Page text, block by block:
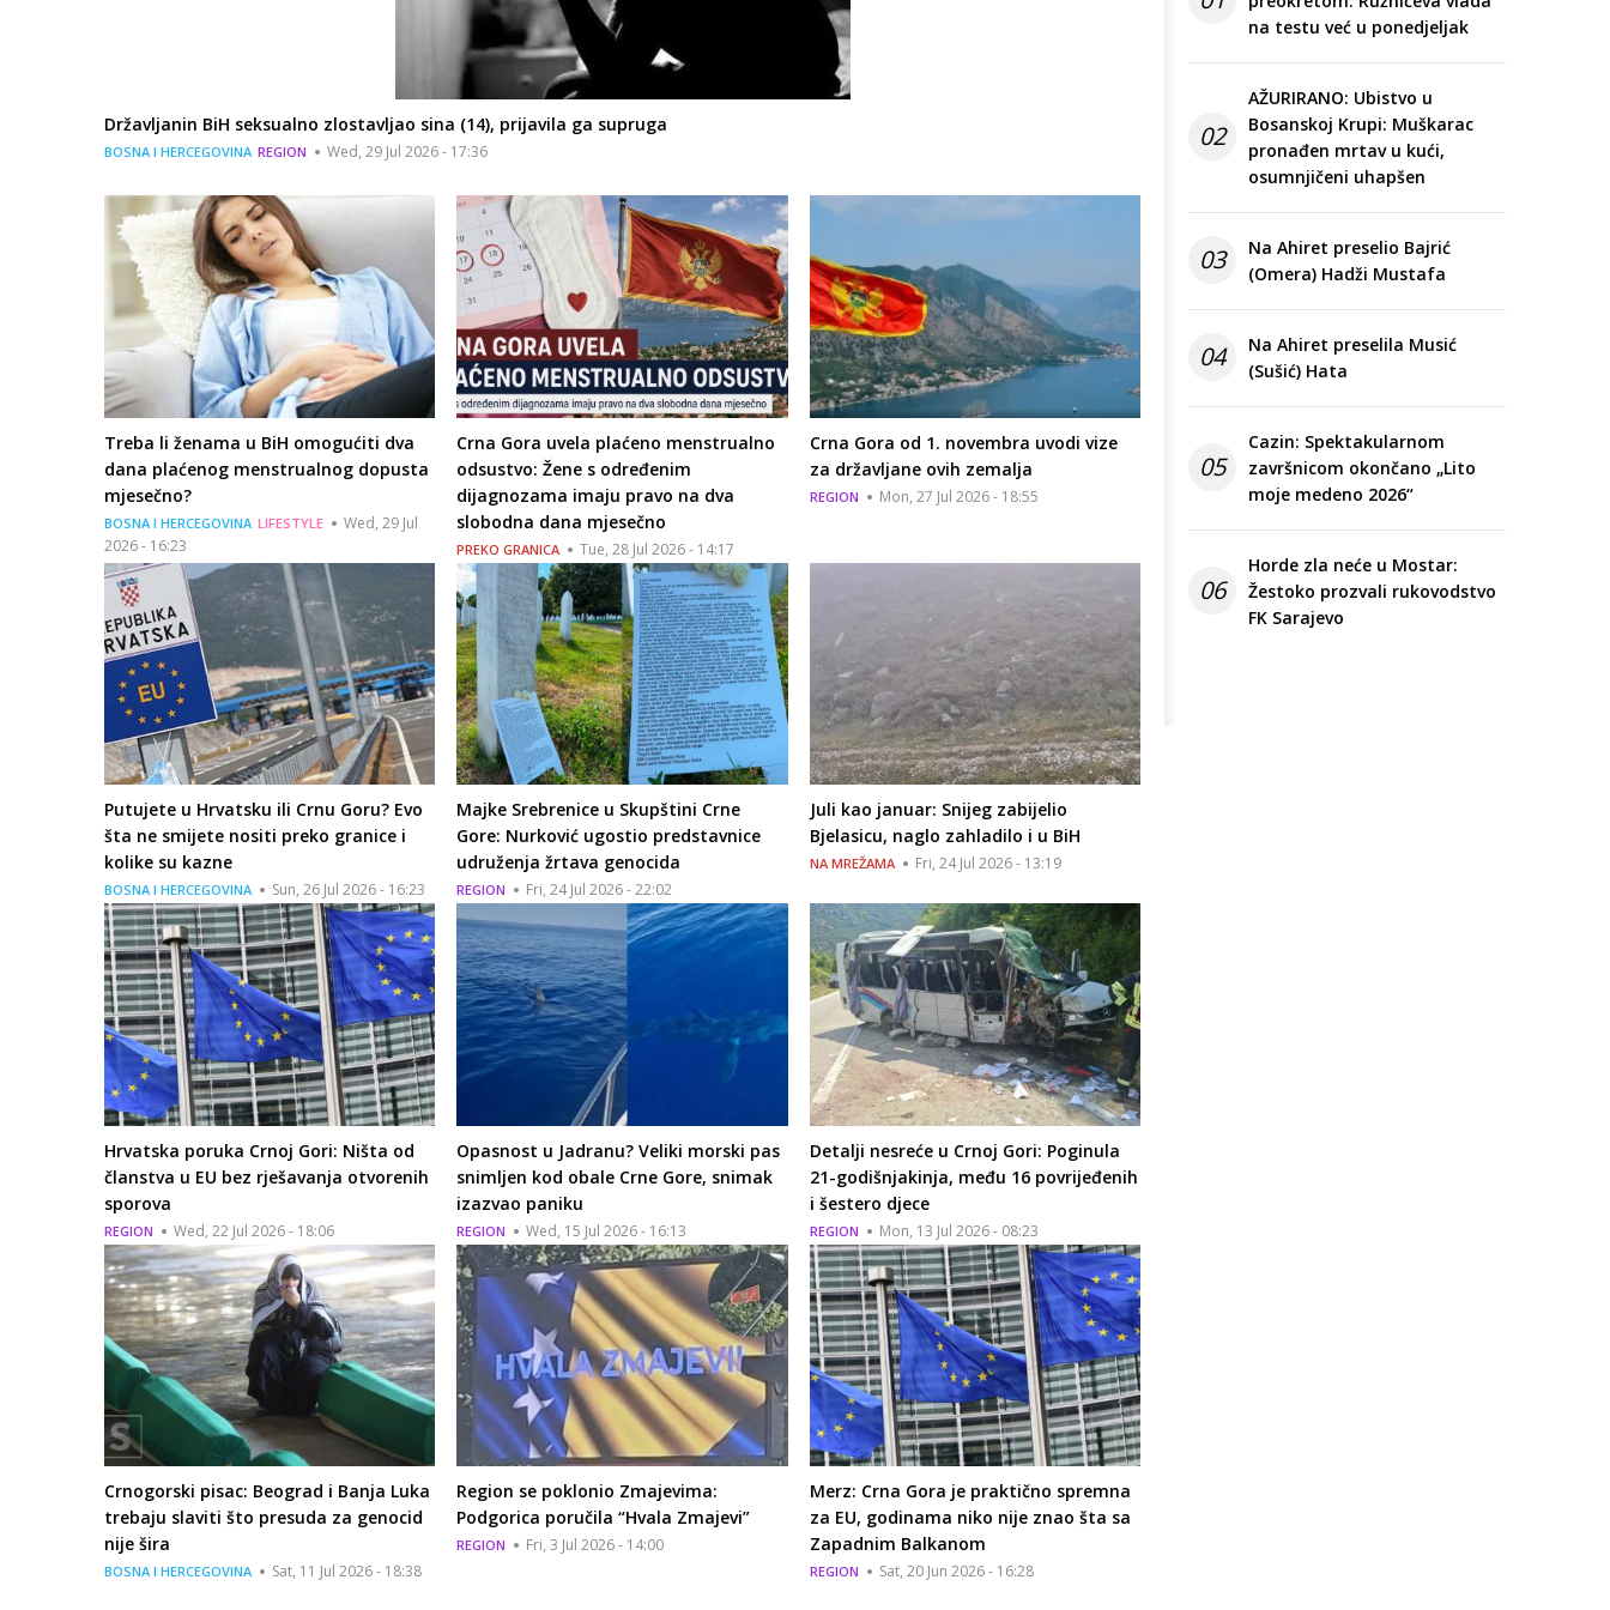
Državljanin BiH seksualno zlostavljao sina (14), prijavila ga supruga
BOSNA I HERCEGOVINA REGION Wed, 29 Jul 2026 - 17:36
Treba li ženama u BiH omogućiti dva
dana plaćenog menstrualnog dopusta
mjesečno?
BOSNA I HERCEGOVINA LIFESTYLE
Wed, 29 Jul
2026 - 16:23
Crna Gora uvela plaćeno menstrualno
odsustvo: Žene s određenim
dijagnozama imaju pravo na dva
slobodna dana mjesečno
PREKO GRANICA Tue, 28 Jul 2026 - 14:17
Crna Gora od 1. novembra uvodi vize
za državljane ovih zemalja
REGION Mon, 27 Jul 2026 - 18:55
Putujete u Hrvatsku ili Crnu Goru? Evo
šta ne smijete nositi preko granice i
kolike su kazne
BOSNA I HERCEGOVINA Sun, 26 Jul 2026 - 16:23
Majke Srebrenice u Skupštini Crne
Gore: Nurković ugostio predstavnice
udruženja žrtava genocida
REGION Fri, 24 Jul 2026 - 22:02
Juli kao januar: Snijeg zabijelio
Bjelasicu, naglo zahladilo i u BiH
NA MREŽAMA Fri, 24 Jul 2026 - 13:19
Hrvatska poruka Crnoj Gori: Ništa od
članstva u EU bez rješavanja otvorenih
sporova
REGION Wed, 22 Jul 2026 - 18:06
Opasnost u Jadranu? Veliki morski pas
snimljen kod obale Crne Gore, snimak
izazvao paniku
REGION Wed, 15 Jul 2026 - 16:13
Detalji nesreće u Crnoj Gori: Poginula
21-godišnjakinja, među 16 povrijeđenih
i šestero djece
REGION Mon, 13 Jul 2026 - 08:23
Crnogorski pisac: Beograd i Banja Luka
trebaju slaviti što presuda za genocid
nije šira
BOSNA I HERCEGOVINA Sat, 11 Jul 2026 - 18:38
Region se poklonio Zmajevima:
Podgorica poručila “Hvala Zmajevi”
REGION Fri, 3 Jul 2026 - 14:00
Merz: Crna Gora je praktično spremna
za EU, godinama niko nije znao šta sa
Zapadnim Balkanom
REGION Sat, 20 Jun 2026 - 16:28
na testu već u ponedjeljak
02
AŽURIRANO: Ubistvo u
Bosanskoj Krupi: Muškarac
pronađen mrtav u kući,
osumnjičeni uhapšen
03
Na Ahiret preselio Bajrić
(Omera) Hadži Mustafa
04
Na Ahiret preselila Musić
(Sušić) Hata
05
Cazin: Spektakularnom
završnicom okončano „Lito
moje medeno 2026“
06
Horde zla neće u Mostar:
Žestoko prozvali rukovodstvo
FK Sarajevo